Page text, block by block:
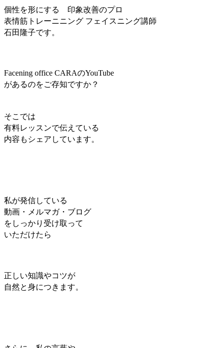
個性を形にする 印象改善のプロ
表情筋トレーニニング フェイスニング講師
石田隆子です。
Facening office CARAのYouTube
があるのをご存知ですか？
そこでは
有料レッスンで伝えている
内容もシェアしています。
私が発信している
動画・メルマガ・ブログ
をしっかり受け取って
いただけたら
正しい知識やコツが
自然と身につきます。